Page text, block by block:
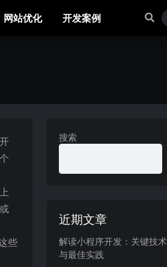
网站优化 开发案例
些
搜索
近期文章
解读小程序开发：关键技
与最佳实践